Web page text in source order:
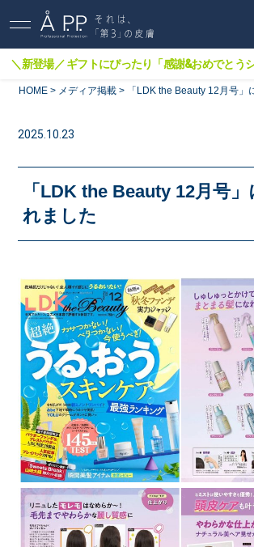
＼新登場／ ギフトにぴったり「感謝&おめでとうシ
HOME メディア掲載 「LDK the Beauty 12月号」
2025.10.23
「LDK the Beauty 12月号」
れました